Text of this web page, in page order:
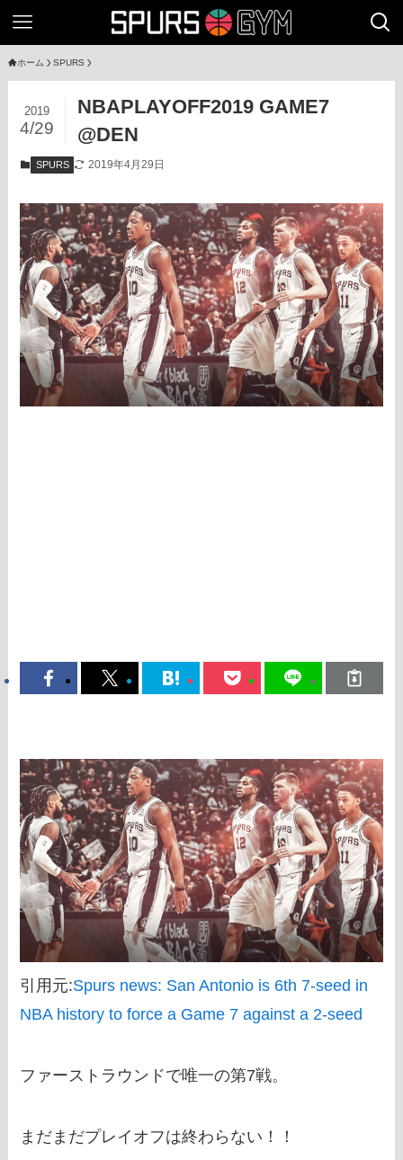
ホーム SPURS
NBAPLAYOFF2019 GAME7
@DEN
2019
4/29
SPURS 2019年4月29日
引用元:Spurs news: San Antonio is 6th 7-seed in
NBA history to force a Game 7 against a 2-seed
ファーストラウンドで唯一の第7戦。
まだまだプレイオフは終わらない！！